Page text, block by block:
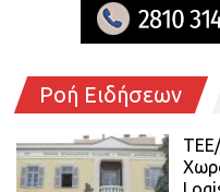
Ροή Ειδήσεων